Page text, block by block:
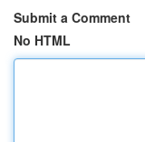
Submit a Comment
No HTML